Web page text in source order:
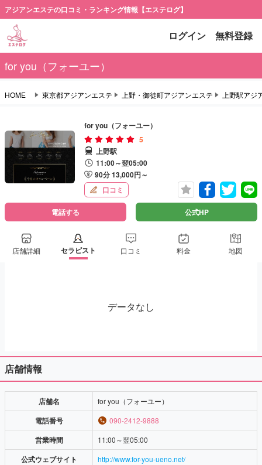
アジアンエステの口コミ・ランキング情報【エステログ】
ログイン 無料登録
for you（フォーユー）
HOME 東京都アジアンエステ 上野・御徒町アジアンエステ 上野駅アジ
for you（フォーユー）
5
上野駅
11:00～翌05:00
90分 13,000円～
口コミ
電話する 公式HP
店舗詳細 セラピスト 口コミ 料金 地図
データなし
店舗情報
店舗名 for you（フォーユー）
電話番号 090-2412-9888
営業時間 11:00～翌05:00
公式ウェブサイト http://www.for-you-ueno.net/